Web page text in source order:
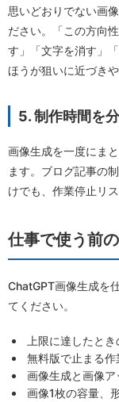
思いどおりでない画
ださい。「この方向
す」「文字を消す」
ほうが狙いに近づきや
5. 制作時間を
画像生成を一度にま
ます。ブログ記事の
けでも、作業停止リ
仕事で使う前
ChatGPT画像生成を
てください。
上限に達したと
無料版で止まる
画像生成と画像
画像1枚の容量、